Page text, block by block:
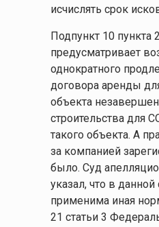
исчислять срок
Подпункт 10 пункта
предусматривает
однократного
договора аренды
объекта
строительства для
такого объекта. А
за компанией
было. Суд
указал, что в данной
применима иная
21 статьи 3